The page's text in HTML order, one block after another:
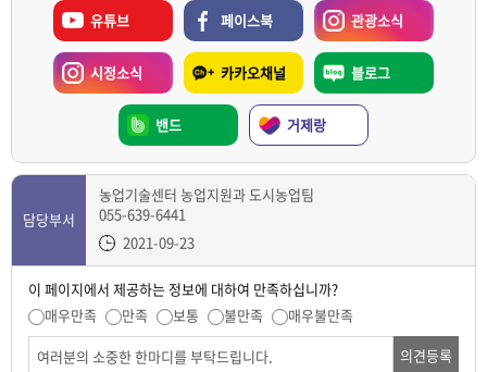
유튜브 페이스북 관광소식
시정소식 카카오채널 블로그
밴드 거제랑
담당부서
농업기술센터 농업지원과 도시농업팀
055-639-6441
2021-09-23
이 페이지에서 제공하는 정보에 대하여 만족하십니까?
매우만족
만족 보통 불만족
매우불만족
의견등록